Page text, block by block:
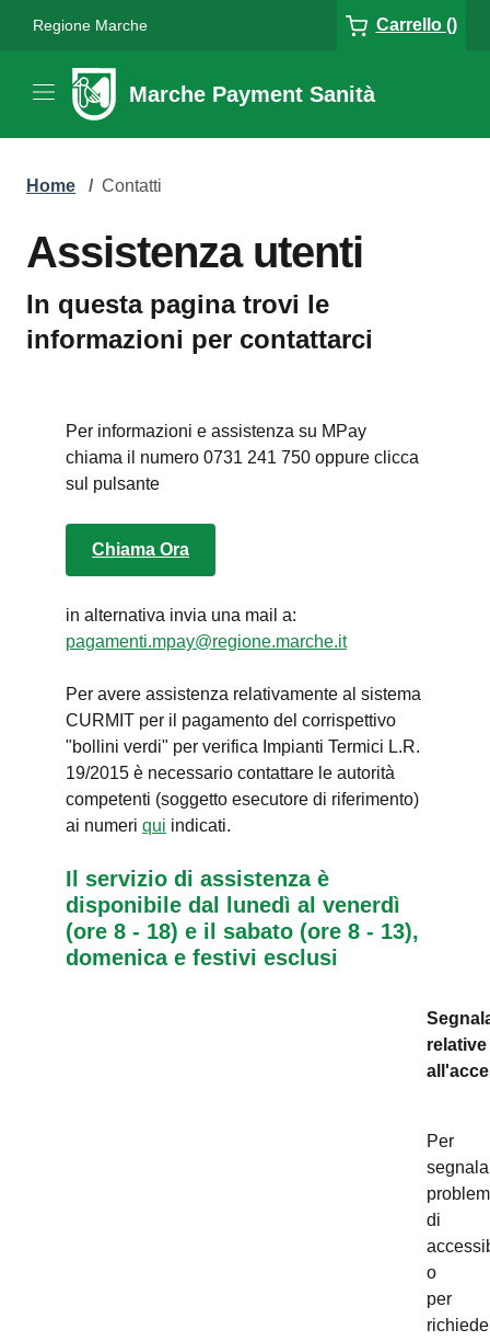
Regione Marche Carrello ()
Marche Payment Sanità
Home / Contatti
Assistenza utenti
In questa pagina trovi le
informazioni per contattarci
Per informazioni e assistenza su MPay
chiama il numero 0731 241 750 oppure clicca
sul pulsante
Chiama Ora
in alternativa invia una mail a:
pagamenti.mpay@regione.marche.it
Per avere assistenza relativamente al sistema
CURMIT per il pagamento del corrispettivo
"bollini verdi" per verifica Impianti Termici L.R.
19/2015 è necessario contattare le autorità
competenti (soggetto esecutore di riferimento)
ai numeri qui indicati.
Il servizio di assistenza è
disponibile dal lunedì al venerdì
(ore 8 - 18) e il sabato (ore 8 - 13),
domenica e festivi esclusi
relative
Per
di
o
per